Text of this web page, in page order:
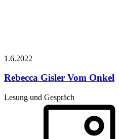
1.6.2022
Rebecca Gisler Vom Onkel
Lesung und Gespräch